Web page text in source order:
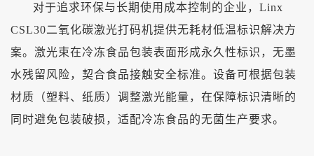
对于追求环保与长期使用成本控制的企业， Linx
CSL30二氧化碳激光打码机提供无耗材低温标识解决方
案。激光束在冷冻食品包装表面形成永久性标识，无墨
水残留风险，契合食品接触安全标准。设备可根据包装
材质（塑料、纸质）调整激光能量，在保障标识清晰的
同时避免包装破损，适配冷冻食品的无菌生产要求。